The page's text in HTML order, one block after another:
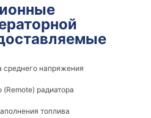
среднего напряжения
радиатора
топлива